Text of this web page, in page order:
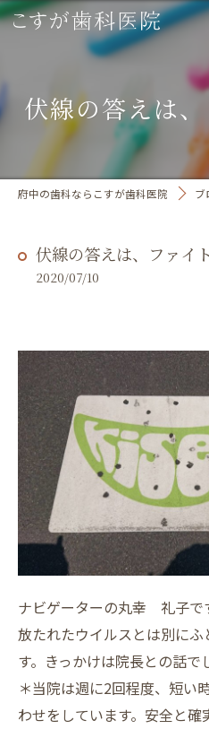
伏線の答えは、
府中の歯科ならこすが歯科医院 ブ
伏線の答えは、ファイト
2020/07/10
ナビゲーターの丸幸 礼子で
放たれたウイルスとは別に
す。きっかけは院長との話で
＊当院は週に2回程度、短い
わせをしています。安全と